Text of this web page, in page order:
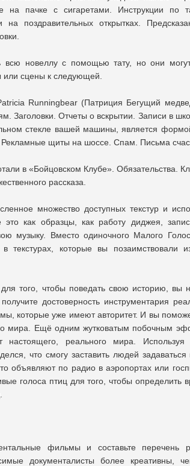
на пачке с сигаретами. Инструкции по
на поздравительных открытках.
всю новеллу с помощью тату, но они
или сцены к следующей.
Runningbear (Патриция Бегущий
Заголовки. Отчеты о вскрытии. Записи в
стекле вашей машины, является
Рекламные щиты на шоссе. Спам. Письма
в «Бойцовском Клубе». Обязательства.
рассказа.
множество доступных текстур и
это как образцы, как работу диджея,
музыку. Вместо одиночного Малого
текстурах, которые вы позаимствовали
того, чтобы поведать свою историю, вы
достоверность инструментария
которые уже имеют авторитет. И вы
мира. Ещё одним жутковатым побочным
настоящего, реального мира. Используя
что смогу заставить людей задаваться
объявляют по радио в аэропортах или
голоса птиц для того, чтобы определить
фильмы и составьте перечень
документалисты более креативны,